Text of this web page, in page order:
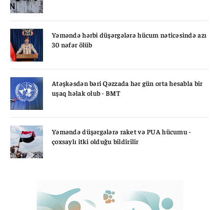
Yəməndə hərbi düşərgələrə hücum nəticəsində azı
30 nəfər ölüb
Atəşkəsdən bəri Qəzzada hər gün orta hesabla bir
uşaq həlak olub - BMT
Yəməndə düşərgələrə raket və PUA hücumu -
çoxsaylı itki olduğu bildirilir